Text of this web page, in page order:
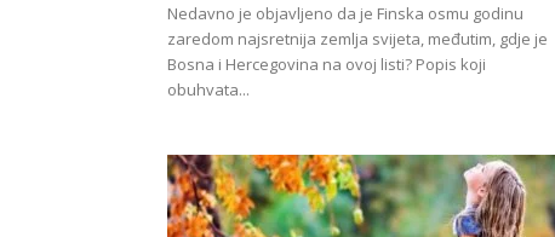
Nedavno je objavljeno da je Finska osmu godinu
zaredom najsretnija zemlja svijeta, međutim, gdje je
Bosna i Hercegovina na ovoj listi? Popis koji
obuhvata...